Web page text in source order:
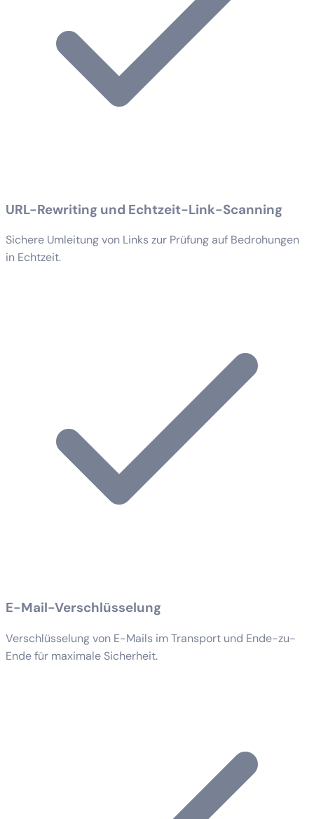
URL-Rewriting und Echtzeit-Link-Scanning
Sichere Umleitung von Links zur Prüfung auf Bedrohungen
in Echtzeit.
E-Mail-Verschlüsselung
Verschlüsselung von E-Mails im Transport und Ende-zu-
Ende für maximale Sicherheit.